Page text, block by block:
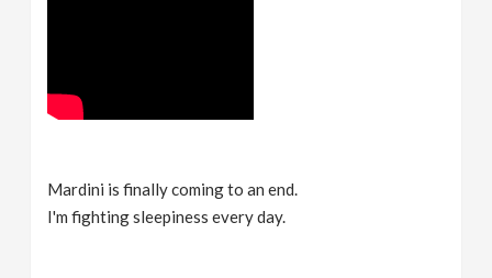
Mardini is finally coming to an end.
I'm fighting sleepiness every day.